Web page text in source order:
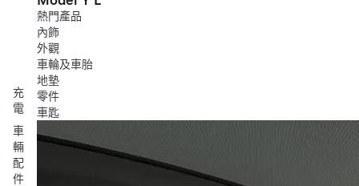
充
電
車
輛
配
件
熱門產品
內飾
外觀
車輪及車胎
地墊
零件
車匙